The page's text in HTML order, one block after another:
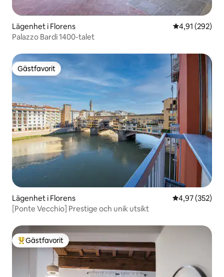
Lägenhet i Florens 4,91 av 5 i
4,91 (292)
Palazzo Bardi 1400-talet
Gästfavorit
Gästfavorit
Lägenhet i Florens 4,97 av 5 i
4,97 (352)
[Ponte Vecchio] Prestige och unik utsikt
Populär gästfavorit
Gästfavorit